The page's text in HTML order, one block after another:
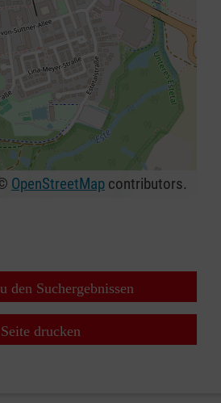
OpenStreetMap contributors.
den Suchergebnissen
Seite drucken